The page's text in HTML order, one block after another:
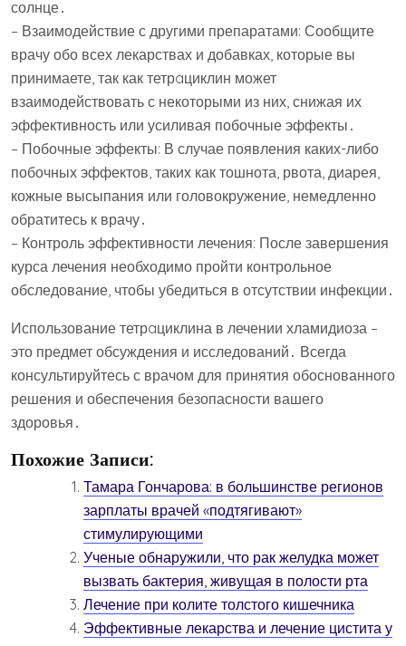
солнце․
– Взаимодействие с другими препаратами: Сообщите
врачу обо всех лекарствах и добавках, которые вы
принимаете, так как тетрaциклин может
взаимодействовать с некоторыми из них, снижая их
эффективность или усиливая побочные эффекты․
– Побочные эффекты: В случае появления каких-либо
побочных эффектов, таких как тошнота, рвота, диарея,
кожные высыпания или головокружение, немедленно
обратитесь к врачу․
– Контроль эффективности лечения: После завершения
курса лечения необходимо пройти контрольное
обследование, чтобы убедиться в отсутствии инфекции․
Использование тетрaциклина в лечении хламидиоза –
это предмет обсуждения и исследований․ Всегда
консультируйтесь с врачом для принятия обоснованного
решения и обеспечения безопасности вашего
здоровья․
Похожие Записи:
Тамара Гончарова: в большинстве регионов
зарплаты врачей «подтягивают»
стимулирующими
Ученые обнаружили, что рак желудка может
вызвать бактерия, живущая в полости рта
Лечение при колите толстого кишечника
Эффективные лекарства и лечение цистита у